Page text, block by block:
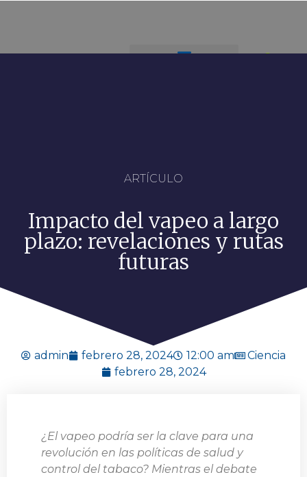
ARTÍCULO
Impacto del vapeo a largo
plazo: revelaciones y rutas
futuras
admin febrero 28, 2024 12:00 am
Ciencia
febrero 28, 2024
¿El vapeo podría ser la clave para una
revolución en las políticas de salud y
control del tabaco? Mientras el debate